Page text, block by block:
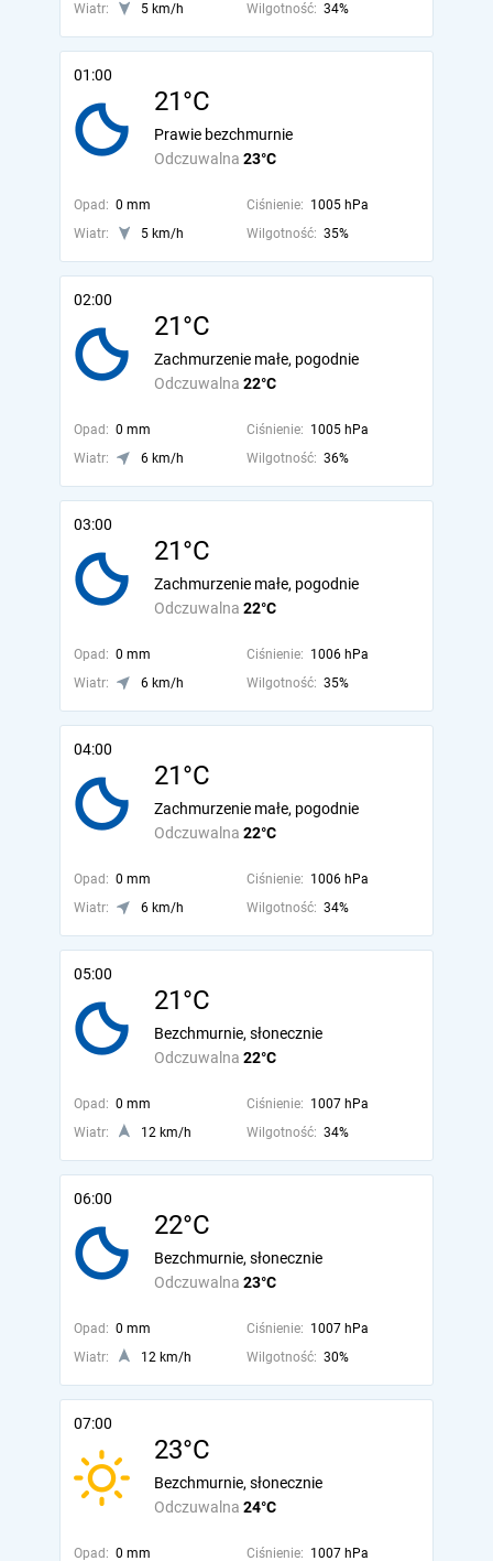
Wiatr:
5 km/h Wilgotność: 34%
01:00
21°C
Odczuwalna 23°C
Prawie bezchmurnie
Opad: 0 mm Ciśnienie: 1005 hPa
Wiatr:
5 km/h Wilgotność: 35%
02:00
21°C
Odczuwalna 22°C
Zachmurzenie małe, pogodnie
Opad: 0 mm Ciśnienie: 1005 hPa
Wiatr:
6 km/h Wilgotność: 36%
03:00
21°C
Odczuwalna 22°C
Zachmurzenie małe, pogodnie
Opad: 0 mm Ciśnienie: 1006 hPa
Wiatr:
6 km/h Wilgotność: 35%
04:00
21°C
Odczuwalna 22°C
Zachmurzenie małe, pogodnie
Opad: 0 mm Ciśnienie: 1006 hPa
Wiatr:
6 km/h Wilgotność: 34%
05:00
21°C
Odczuwalna 22°C
Bezchmurnie, słonecznie
Opad: 0 mm Ciśnienie: 1007 hPa
Wiatr:
12 km/h Wilgotność: 34%
06:00
22°C
Odczuwalna 23°C
Bezchmurnie, słonecznie
Opad: 0 mm Ciśnienie: 1007 hPa
Wiatr:
12 km/h Wilgotność: 30%
07:00
23°C
Odczuwalna 24°C
Bezchmurnie, słonecznie
Opad: 0 mm Ciśnienie: 1007 hPa